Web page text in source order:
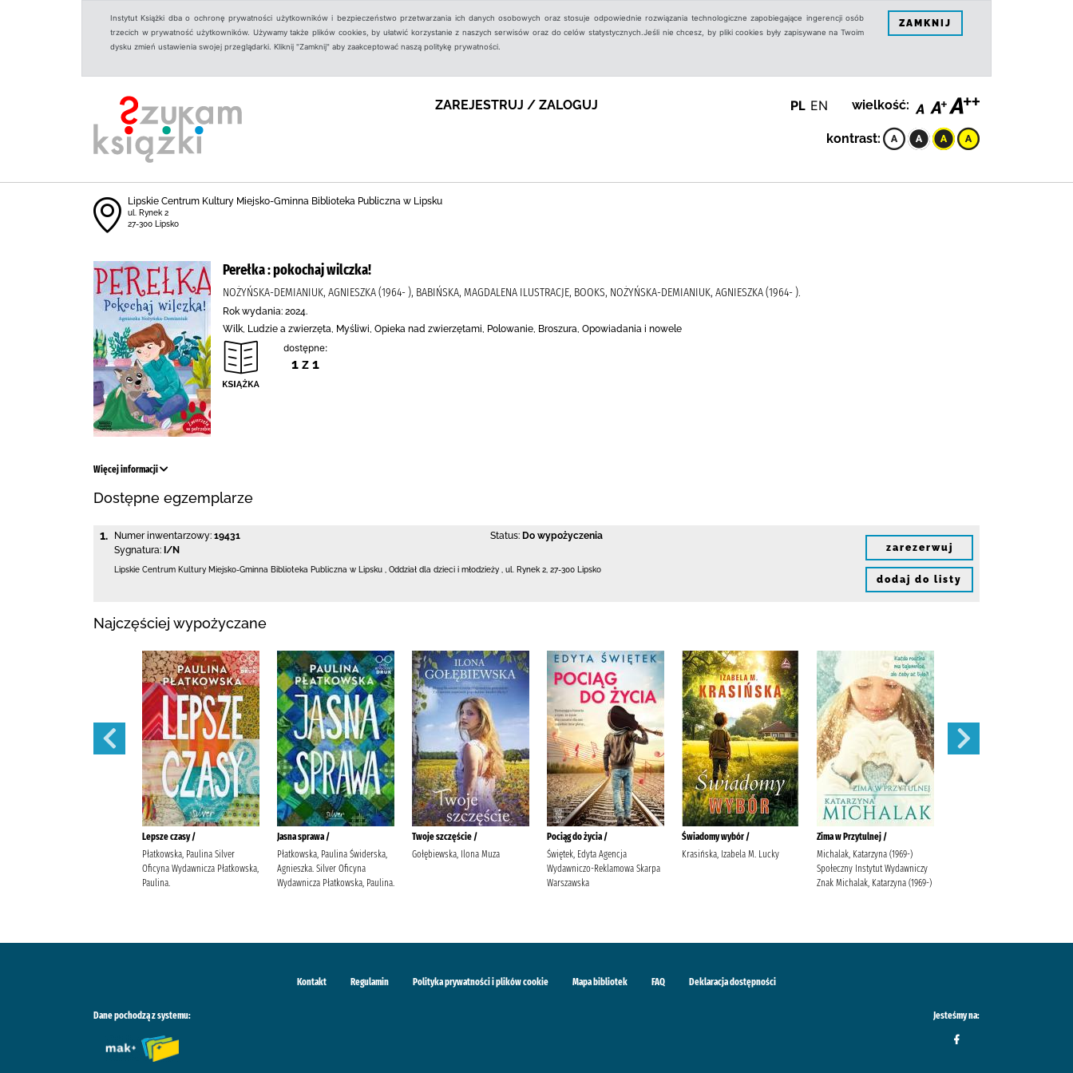
Instytut Książki dba o ochronę prywatności użytkowników i bezpieczeństwo przetwarzania ich danych osobowych oraz stosuje odpowiednie rozwiązania technologiczne zapobiegające ingerencji osób
trzecich w prywatność użytkowników. Używamy także plików cookies, by ułatwić korzystanie z naszych serwisów oraz do celów statystycznych.Jeśli nie chcesz, by pliki cookies były zapisywane na Twoim
dysku zmień ustawienia swojej przeglądarki. Kliknij "Zamknij" aby zaakceptować naszą politykę prywatności.
ZAMKNIJ
ZAREJESTRUJ / ZALOGUJ PL EN wielkość:
kontrast:
Lipskie Centrum Kultury Miejsko-Gminna Biblioteka Publiczna w Lipsku
ul. Rynek 2
27-300 Lipsko
Perełka : pokochaj wilczka!
NOŻYŃSKA-DEMIANIUK, AGNIESZKA (1964- ), BABIŃSKA, MAGDALENA ILUSTRACJE, BOOKS, NOŻYŃSKA-DEMIANIUK, AGNIESZKA (1964- ).
Rok wydania: 2024.
Wilk, Ludzie a zwierzęta, Myśliwi, Opieka nad zwierzętami, Polowanie, Broszura, Opowiadania i nowele
dostępne:
1 z 1
Więcej informacji
Dostępne egzemplarze
1. Numer inwentarzowy: 19431
Sygnatura: I/N
Status: Do wypożyczenia
Lipskie Centrum Kultury Miejsko-Gminna Biblioteka Publiczna w Lipsku Oddział dla dzieci i młodzieży , ul. Rynek 2 27-300 Lipsko
zarezerwuj
dodaj do listy
Najczęściej wypożyczane
Lepsze czasy /
Płatkowska, Paulina Silver
Oficyna Wydawnicza Płatkowska,
Paulina.
Jasna sprawa /
Płatkowska, Paulina Świderska,
Agnieszka. Silver Oficyna
Wydawnicza Płatkowska, Paulina.
Twoje szczęście /
Gołębiewska, Ilona Muza
Pociąg do życia /
Świętek, Edyta Agencja
Wydawniczo-Reklamowa Skarpa
Warszawska
Świadomy wybór /
Krasińska, Izabela M. Lucky
Zima w Przytulnej /
Michalak, Katarzyna (1969-)
Społeczny Instytut Wydawniczy
Znak Michalak, Katarzyna (1969-)
Kontakt Regulamin Polityka prywatności i plików cookie Mapa bibliotek FAQ Deklaracja dostępności
Dane pochodzą z systemu: Jesteśmy na: